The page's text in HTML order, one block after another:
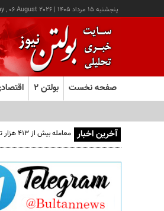
پنجشنبه ۱۵ مرداد ۱۴۰۵ |
, 06 August 2026
صفحه نخست بولتن ۲
آخرین اخبار معامله بیش از ۴۱۳ هزار تن کالا در بازار فیزیکی بورس کالا / حراج باز و پتروشیمی پیشران ارزش معاملات روز شدند